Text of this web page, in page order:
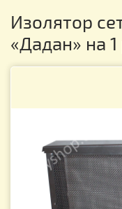
Изолятор
«Дадан» на